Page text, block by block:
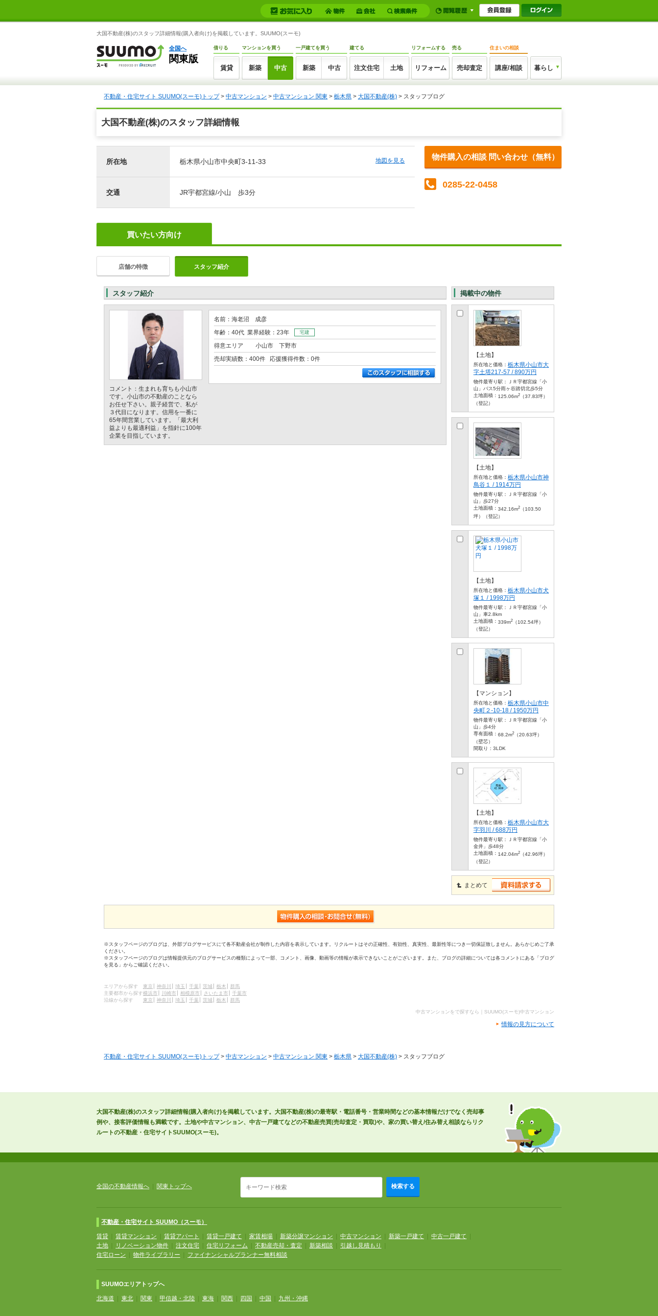
大国不動産(株)のスタッフ詳細情報(購入者向け)を掲載しています。SUUMO(スーモ)
全国へ
関東版
借りる
賃貸
マンションを買う
新築 中古
一戸建てを買う
新築 中古
建てる
注文住宅 土地
リフォームする
リフォーム
売る
売却査定
住まいの相談
講座/相談 暮らし
不動産・住宅サイト SUUMO(スーモ)トップ> 中古マンション > 中古マンション 関東 > 栃木県 > 大国不動産(株) > スタッフブログ
大国不動産(株)のスタッフ詳細情報
所在地 栃木県小山市中央町3-11-33 地図を見る
交通 JR宇都宮線/小山 歩3分
物件購入の相談 問い合わせ（無料）
0285-22-0458
買いたい方向け
店舗の特徴 スタッフ紹介
スタッフ紹介
コメント：生まれも育ちも小山市
です。小山市の不動産のことなら
お任せ下さい。親子経営で、私が
３代目になります。信用を一番に
65年間営業しています。「最大利
益よりも最適利益」を指針に100年
企業を目指しています。
名前：海老沼 成彦
年齢：40代 業界経験：23年
宅建
得意エリア
小山市 下野市
売却実績数：400件 応援獲得件数：0件
掲載中の物件
【土地】
所在地と価格： 栃木県小山市大
字土塔217-57 / 890万円
物件最寄り駅：
ＪＲ宇都宮線「小
山」バス5分雨ヶ谷踏切北歩5分
土地面積： 125.06m2 （37.83坪）
（登記）
【土地】
所在地と価格： 栃木県小山市神
鳥谷１ / 1914万円
物件最寄り駅：
ＪＲ宇都宮線「小
山」歩27分
土地面積： 342.16m2 （103.50
坪）（登記）
【土地】
所在地と価格： 栃木県小山市犬
塚１ / 1998万円
物件最寄り駅：
ＪＲ宇都宮線「小
山」車2.8km
土地面積： 339m2 （102.54坪）
（登記）
【マンション】
所在地と価格： 栃木県小山市中
央町２-10-18 / 1950万円
物件最寄り駅：
ＪＲ宇都宮線「小
山」歩4分
専有面積： 68.2m2 （20.63坪）
（壁芯）
間取り： 3LDK
【土地】
所在地と価格： 栃木県小山市大
字羽川 / 688万円
物件最寄り駅：
ＪＲ宇都宮線「小
金井」歩48分
土地面積： 142.04m2 （42.96坪）
（登記）
まとめて
※スタッフページのブログは、外部ブログサービスにて各不動産会社が制作した内容を表示しています。リクルートはその正確性、有効性、真実性、最新性等につき一切保証致しません。あらかじめご了承
ください。
※スタッフページのブログは情報提供元のブログサービスの種類によって一部、コメント、画像、動画等の情報が表示できないことがございます。また、ブログの詳細については各コメントにある「ブログ
を見る」からご確認ください。
エリアから探す 東京 神奈川 埼玉 千葉 茨城 栃木
群馬
主要都市から探す横浜市 川崎市 相模原市 さいたま市
千葉市
沿線から探す
東京 神奈川 埼玉 千葉 茨城 栃木 群馬
中古マンションをで探すなら｜SUUMO(スーモ)中古マンション
情報の見方について
不動産・住宅サイト SUUMO(スーモ)トップ> 中古マンション > 中古マンション 関東 > 栃木県 > 大国不動産(株) > スタッフブログ
大国不動産(株)のスタッフ詳細情報(購入者向け)を掲載しています。大国不動産(株)の最寄駅・電話番号・営業時間などの基本情報だけでなく売却事
例や、接客評価情報も満載です。土地や中古マンション、中古一戸建てなどの不動産売買(売却査定・買取)や、家の買い替え/住み替え相談ならリク
ルートの不動産・住宅サイトSUUMO(スーモ)。
全国の不動産情報へ 関東トップへ 検索する
不動産・住宅サイト SUUMO（スーモ）
賃貸 賃貸マンション 賃貸アパート 賃貸一戸建て 家賃相場 新築分譲マンション 中古マンション 新築一戸建て 中古一戸建て
土地
リノベーション物件 注文住宅 住宅リフォーム 不動産売却・査定 新築相談 引越し見積もり
住宅ローン
物件ライブラリー ファイナンシャルプランナー無料相談
SUUMOエリアトップへ
北海道 東北 関東 甲信越・北陸 東海 関西 四国 中国 九州・沖縄